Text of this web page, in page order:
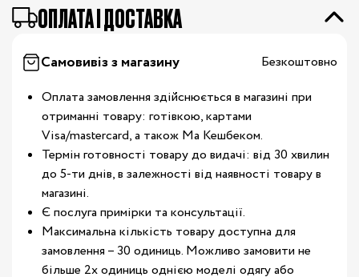
OПЛАТА І ДОСТАВКА
Самовивіз з магазину
Безкоштовно
Оплата замовлення здійснюється в магазині при
отриманні товару: готівкою, картами
Visa/mastercard, а також Ма Кешбеком.
Термін готовності товару до видачі: від 30 хвилин
до 5-ти днів, в залежності від наявності товару в
магазині.
Є послуга примірки та консультації.
Максимальна кількість товару доступна для
замовлення – 30 одиниць. Можливо замовити не
більше 2х одиниць однією моделі одягу або